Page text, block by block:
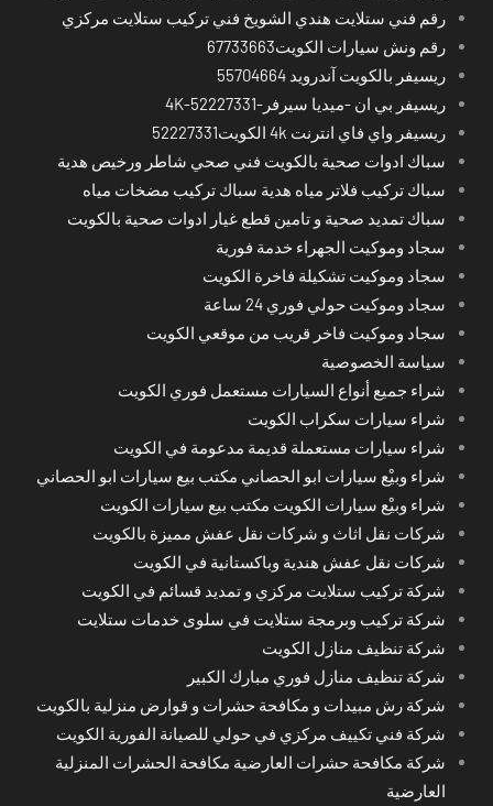
رقم فني ستلايت هندي الشويخ فني تركيب ستلايت مركزي
رقم ونش سيارات الكويت67733663
ريسيفر بالكويت آندرويد 55704664
ريسيفر بي ان -ميديا سيرفر-4K-52227331
ريسيفر واي فاي انترنت 4k الكويت52227331
سباك ادوات صحية بالكويت فني صحي شاطر ورخيص هدية
سباك تركيب فلاتر مياه هدية سباك تركيب مضخات مياه
سباك تمديد صحية و تامين قطع غيار ادوات صحية بالكويت
سجاد وموكيت الجهراء خدمة فورية
سجاد وموكيت تشكيلة فاخرة الكويت
سجاد وموكيت حولي فوري 24 ساعة
سجاد وموكيت فاخر قريب من موقعي الكويت
سياسة الخصوصية
شراء جميع أنواع السيارات مستعمل فوري الكويت
شراء سيارات سكراب الكويت
شراء سيارات مستعملة قديمة مدعومة في الكويت
شراء وبيْع سيارات ابو الحصاني مكتب بيع سيارات ابو الحصاني
شراء وبيْع سيارات الكويت مكتب بيع سيارات الكويت
شركات نقل اثاث و شركات نقل عفش مميزة بالكويت
شركات نقل عفش هندية وباكستانية في الكويت
شركة تركيب ستلايت مركزي و تمديد قسائم في الكويت
شركة تركيب وبرمجة ستلايت في سلوى خدمات ستلايت
شركة تنظيف منازل الكويت
شركة تنظيف منازل فوري مبارك الكبير
شركة رش مبيدات و مكافحة حشرات و قوارض منزلية بالكويت
شركة فني تكييف مركزي في حولي للصيانة الفورية الكويت
شركة مكافحة حشرات العارضية مكافحة الحشرات المنزلية
العارضية